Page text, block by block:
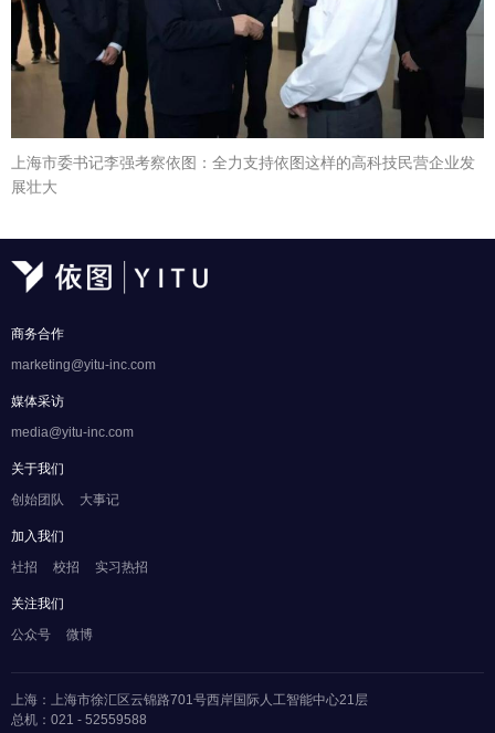
上海市委书记李强考察依图：全力支持依图这样的高科技民营企业发
展壮大
商务合作
marketing@yitu-inc.com
媒体采访
media@yitu-inc.com
关于我们
创始团队
大事记
加入我们
社招
校招 实习热招
关注我们
公众号
微博
上海：上海市徐汇区云锦路701号西岸国际人工智能中心21层
总机：021 - 52559588